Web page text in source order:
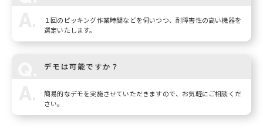
１回のピッキング作業時間などを伺いつつ、耐障害性の高い機器を
選定いたします。
デモは可能ですか？
簡易的なデモを実施させていただきますので、お気軽にご相談くだ
さい。